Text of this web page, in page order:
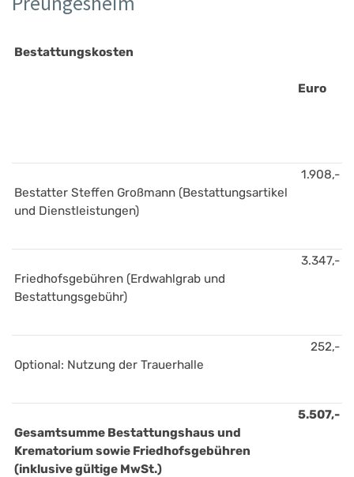
Bestattungskosten
Euro
Bestatter Steffen Großmann (Bestattungsartikel
und Dienstleistungen)
1.908,-
Friedhofsgebühren (Erdwahlgrab und
Bestattungsgebühr)
3.347,-
Optional: Nutzung der Trauerhalle
252,-
Gesamtsumme Bestattungshaus und
Krematorium sowie Friedhofsgebühren
(inklusive gültige MwSt.)
5.507,-